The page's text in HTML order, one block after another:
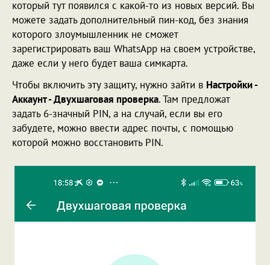
который тут появился с какой-то из новых версий. Вы
можете задать дополнительный пин-код, без знания
которого злоумышленник не сможет
зарегистрировать ваш WhatsApp на своем устройстве,
даже если у него будет ваша симкарта.
Чтобы включить эту защиту, нужно зайти в Настройки -
Аккаунт - Двухшаговая проверка. Там предложат
задать 6-значный PIN, а на случай, если вы его
забудете, можно ввести адрес почты, с помощью
которой можно восстановить PIN.